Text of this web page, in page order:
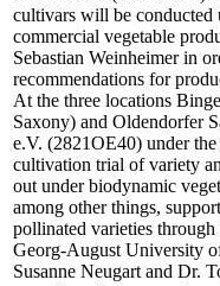
cultivars will be conducted
commercial vegetable
Sebastian Weinheimer in
recommendations for
At the three locations
Saxony) and Oldendorfer
e.V. (2821OE40) under
cultivation trial of variety
out under biodynamic
among other things,
pollinated varieties
Georg-August University
Susanne Neugart and Dr.